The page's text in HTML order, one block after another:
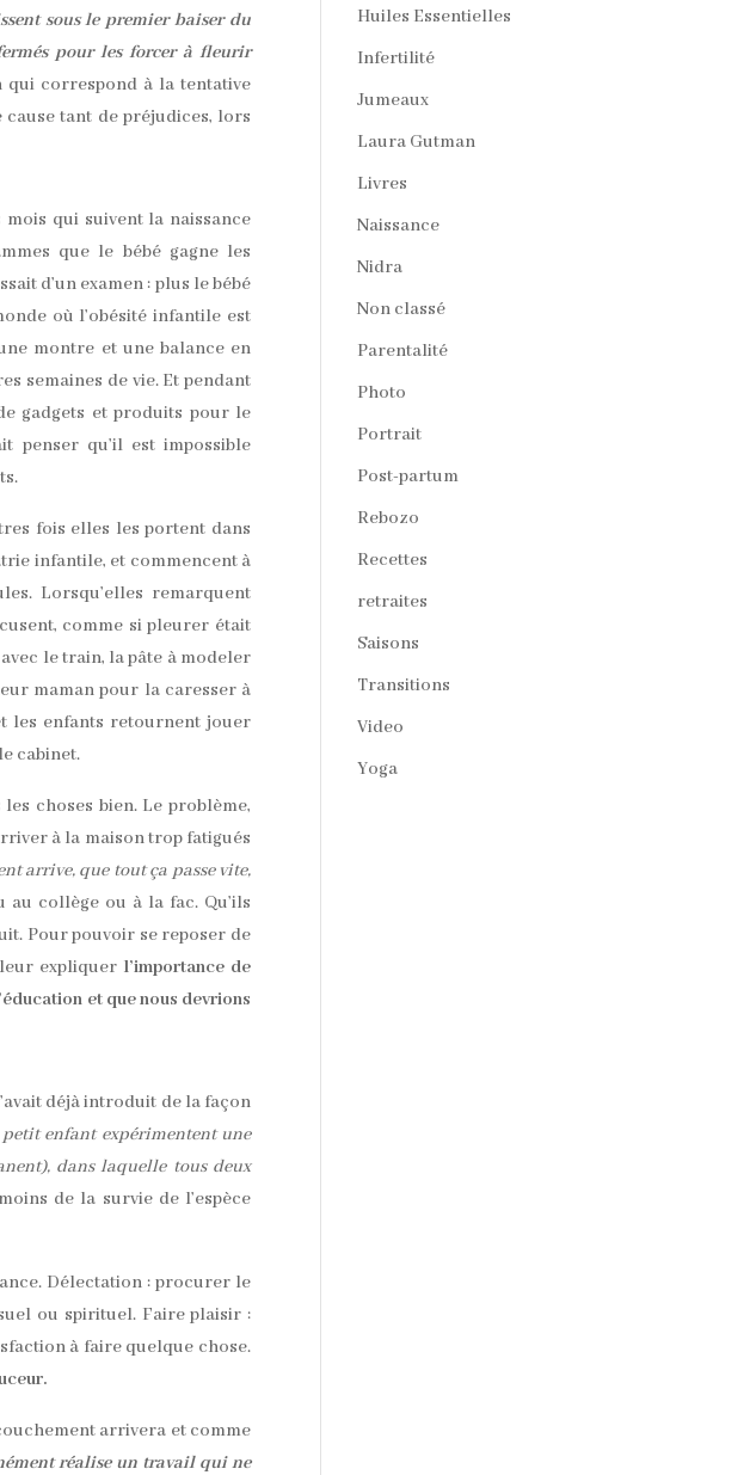
sous le premier baiser du
pour les forcer à fleurir
qui correspond à la tentative
tant de préjudices, lors
qui suivent la naissance
que le bébé gagne les
d’un examen : plus le bébé
où l’obésité infantile est
montre et une balance en
semaines de vie. Et pendant
gadgets et produits pour le
penser qu’il est impossible
fois elles les portent dans
infantile, et commencent à
Lorsqu’elles remarquent
comme si pleurer était
le train, la pâte à modeler
maman pour la caresser à
les enfants retournent jouer
cabinet.
choses bien. Le problème,
à la maison trop fatigués
arrive, que tout ça passe vite,
collège ou à la fac. Qu’ils
Pour pouvoir se reposer de
expliquer l’importance de
et que nous devrions
déjà introduit de la façon
petit enfant expérimentent une
dans laquelle tous deux
de la survie de l’espèce
Délectation : procurer le
ou spirituel. Faire plaisir :
à faire quelque chose.
arrivera et comme
réalise un travail qui ne
Huiles Essentielles
Infertilité
Jumeaux
Laura Gutman
Livres
Naissance
Nidra
Non classé
Parentalité
Photo
Portrait
Post-partum
Rebozo
Recettes
retraites
Saisons
Transitions
Video
Yoga